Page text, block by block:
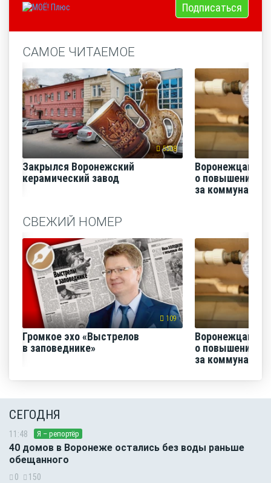
Подписаться
САМОЕ ЧИТАЕМОЕ
5508
Закрылся Воронежский
керамический завод
Воронежцам
о повышении
за
СВЕЖИЙ НОМЕР
109
Громкое эхо «Выстрелов
в заповеднике»
Воронежцам
о повышении
за
СЕГОДНЯ
11:48 Я – репортёр
40 домов в Воронеже остались без воды раньше
обещанного
0 150